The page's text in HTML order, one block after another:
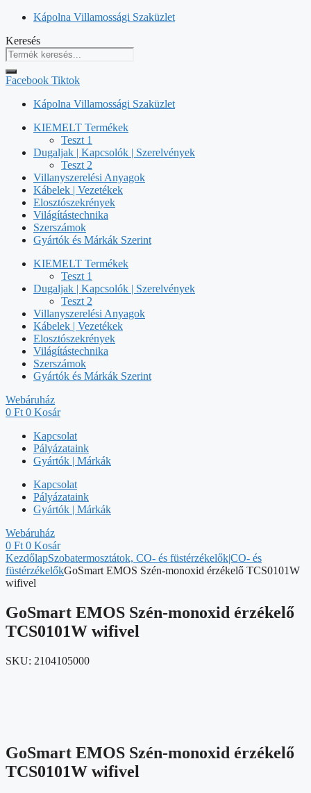
Kilépés
tartalomba
Kápolna Villamossági Szaküzlet
Keresés
Facebook Tiktok
Kápolna Villamossági Szaküzlet
KIEMELT Termékek
Teszt 1
Dugaljak | Kapcsolók | Szerelvények
Teszt 2
Villanyszerelési Anyagok
Kábelek | Vezetékek
Elosztószekrények
Világítástechnika
Szerszámok
Gyártók és Márkák Szerint
KIEMELT Termékek
Teszt 1
Dugaljak | Kapcsolók | Szerelvények
Teszt 2
Villanyszerelési Anyagok
Kábelek | Vezetékek
Elosztószekrények
Világítástechnika
Szerszámok
Gyártók és Márkák Szerint
Webáruház
0 Ft 0 Kosár
Kapcsolat
Pályázataink
Gyártók | Márkák
Kapcsolat
Pályázataink
Gyártók | Márkák
Webáruház
0 Ft 0 Kosár
KezdőlapSzobatermosztátok, CO- és füstérzékelők|CO- és
füstérzékelőkGoSmart EMOS Szén-monoxid érzékelő TCS0101W
wifivel
GoSmart EMOS Szén-monoxid érzékelő
TCS0101W wifivel
SKU: 2104105000
GoSmart EMOS Szén-monoxid érzékelő
TCS0101W wifivel